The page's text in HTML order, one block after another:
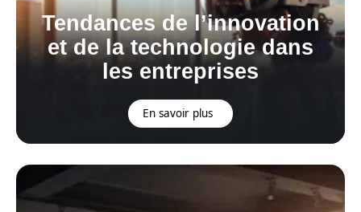
Tendances de l’innovation
et de la technologie dans
les entreprises
En savoir plus